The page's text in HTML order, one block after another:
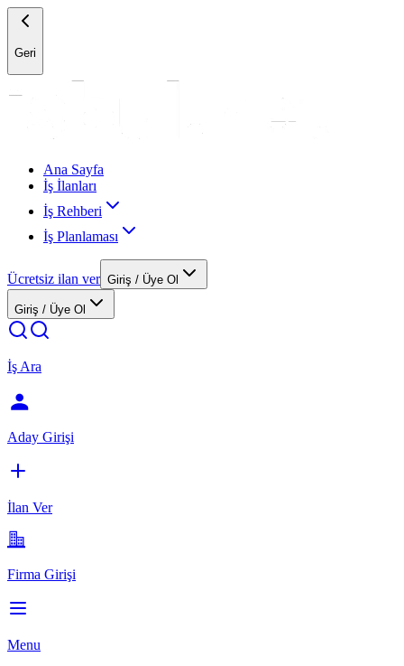
Geri
Ana Sayfa
İş İlanları
İş Rehberi
İş Planlaması
Ücretsiz ilan ver Giriş / Üye Ol
Giriş / Üye Ol
İş Ara
Aday Girişi
İlan Ver
Firma Girişi
Menu